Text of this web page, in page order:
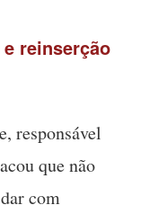
reinserção
responsável
que não
com